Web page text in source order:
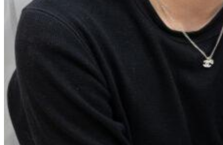
Error: Contact form not